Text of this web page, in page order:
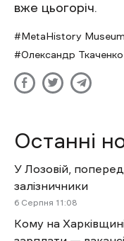
вже цьогоріч.
MetaHistory
Олександр Ткаченко
Останні
У Лозовій,
залізничники
6 Cерпня 11:08
Кому на